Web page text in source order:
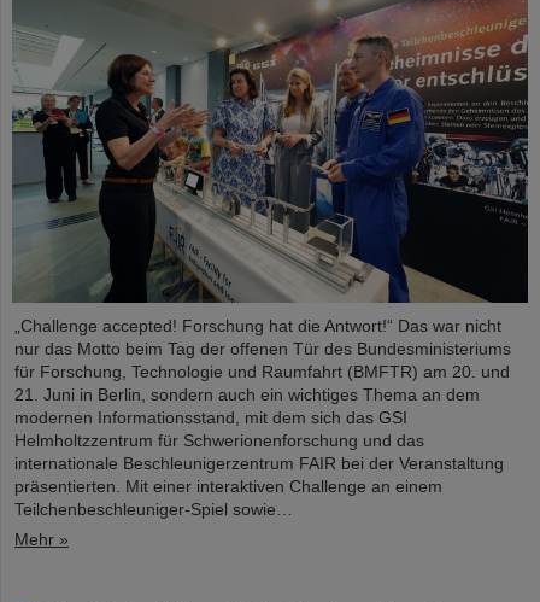
„Challenge accepted! Forschung hat die Antwort!“ Das war nicht
nur das Motto beim Tag der offenen Tür des Bundesministeriums
für Forschung, Technologie und Raumfahrt (BMFTR) am 20. und
21. Juni in Berlin, sondern auch ein wichtiges Thema an dem
modernen Informationsstand, mit dem sich das GSI
Helmholtzzentrum für Schwerionenforschung und das
internationale Beschleunigerzentrum FAIR bei der Veranstaltung
präsentierten. Mit einer interaktiven Challenge an einem
Teilchenbeschleuniger-Spiel sowie…
Mehr »